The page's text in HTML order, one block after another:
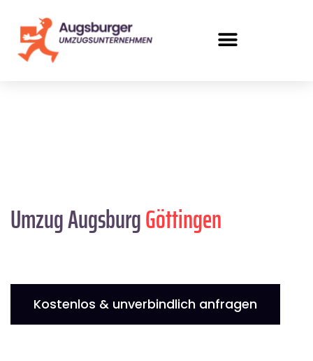
Umzug AugsburgGöttingen
Kostenlos & unverbindlich anfragen